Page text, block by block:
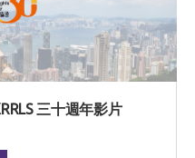
三十週年影片